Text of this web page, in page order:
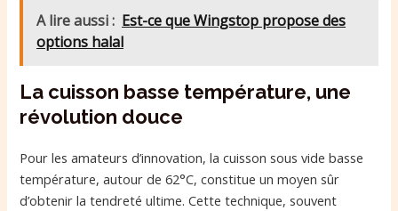
A lire aussi : Est-ce que Wingstop propose des
options halal
La cuisson basse température, une
révolution douce
Pour les amateurs d’innovation, la cuisson sous vide basse
température, autour de 62°C, constitue un moyen sûr
d’obtenir la tendreté ultime. Cette technique, souvent